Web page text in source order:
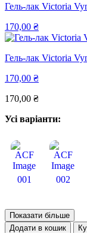
Гель-лак Victoria
170,00 ₴
Гель-лак Victoria
170,00 ₴
170,00 ₴
Усі варіанти:
001 002
Показати більше
Додати в кошик